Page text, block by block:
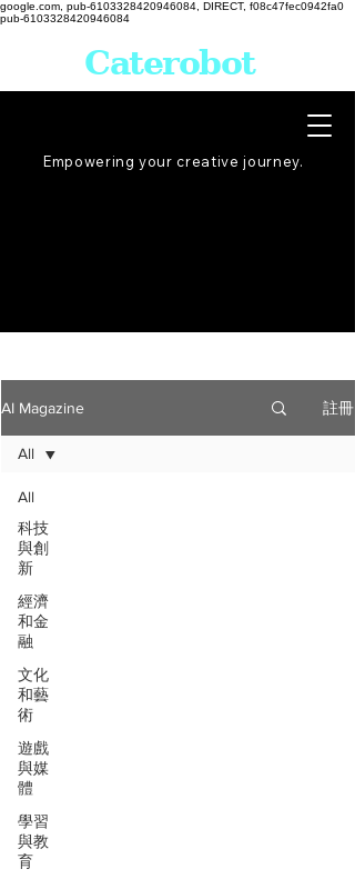
google.com, pub-6103328420946084, DIRECT, f08c47fec0942fa0
pub-6103328420946084
Empowering your creative journey.
Caterobot
AI Magazine 註冊
All
科技
與創
新
經濟
和金
融
文化
和藝
術
遊戲
與媒
體
學習
與教
育
All